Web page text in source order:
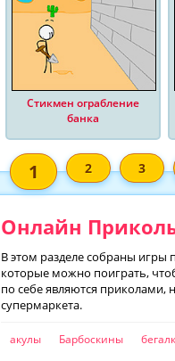
Стикмен ограбление
банка
1 2 3
Онлайн
В этом разделе собраны игры
которые можно поиграть,
по себе являются
супермаркета.
акулы Барбоскины